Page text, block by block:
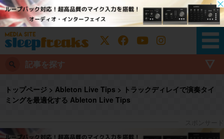
記事を探す
トップページ > Ableton Live Tips > トラックディレイで演奏タイ
ミングを最適化する Ableton Live Tips